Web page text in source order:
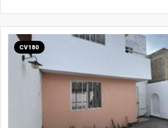
CV180